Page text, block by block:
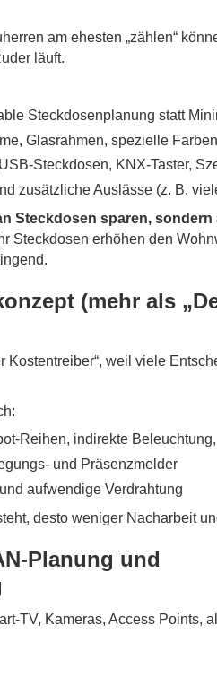
am ehesten „zählen“
läuft.
Steckdosenplanung statt
Glasrahmen, spezielle Farben
Steckdosen, KNX-Taster,
zusätzliche Auslässe (z. B.
Steckdosen sparen, sondern
Steckdosen erhöhen den
(mehr als
Kostentreiber“, weil viele
Reihen, indirekte
und Präsenzmelder
aufwendige Verdrahtung
desto weniger Nacharbeit
Planung und
TV, Kameras, Access Points,